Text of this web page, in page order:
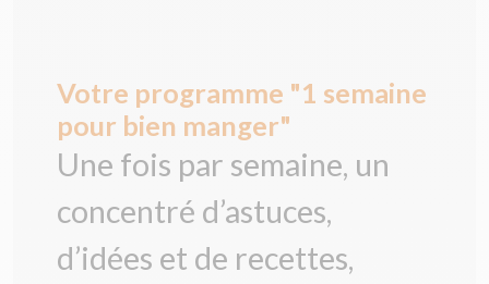
Votre programme "1 semaine
pour bien manger"
Une fois par semaine, un
concentré d’astuces,
d’idées et de recettes,